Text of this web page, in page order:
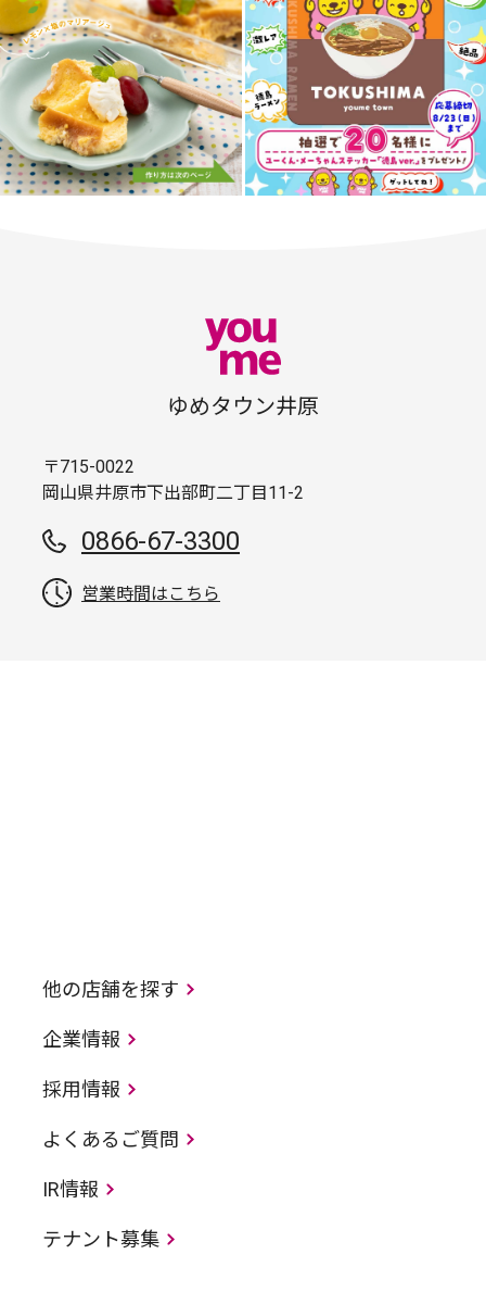
ゆめタウン井原
〒715-0022
岡山県井原市下出部町二丁目11-2
0866-67-3300
営業時間はこちら
他の店舗を探す
企業情報
採用情報
よくあるご質問
IR情報
テナント募集